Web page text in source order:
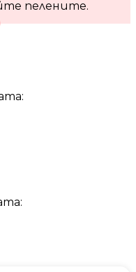
пелените.